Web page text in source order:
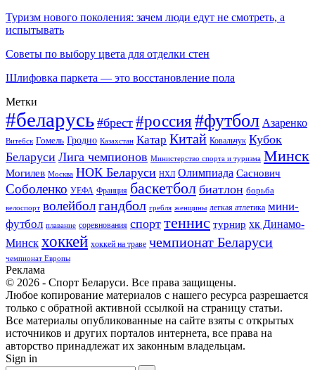
Туризм нового поколения: зачем люди едут не смотреть, а
испытывать
Советы по выбору цвета для отделки стен
Шлифовка паркета — это восстановление пола
Метки
#беларусь #брест #россия#футбол Азаренко
Витебск Гомель Гродно Казахстан Катар Китай Ковальчук Кубок
Беларуси Лига чемпионов Министерство спорта и туризма Минск
Могилев Москва НОК Беларуси НХЛ Олимпиада Саснович
Соболенко УЕФА Франция баскетбол биатлон борьба
велоспорт волейболгандбол гребля женщины легкая атлетика мини-
футбол плавание соревнования спорт теннис турнир хк Динамо-
Минск хоккей хоккей на траве чемпионат Беларуси
чемпионат Европы
Реклама
© 2026 - Спорт Беларуси. Все права защищены.
Любое копирование материалов с нашего ресурса разрешается
только с обратной активной ссылкой на страницу статьи.
Все материалы опубликованные на сайте взяты с открытых
источников и других порталов интернета, все права на
авторство принадлежат их законным владельцам.
Sign in